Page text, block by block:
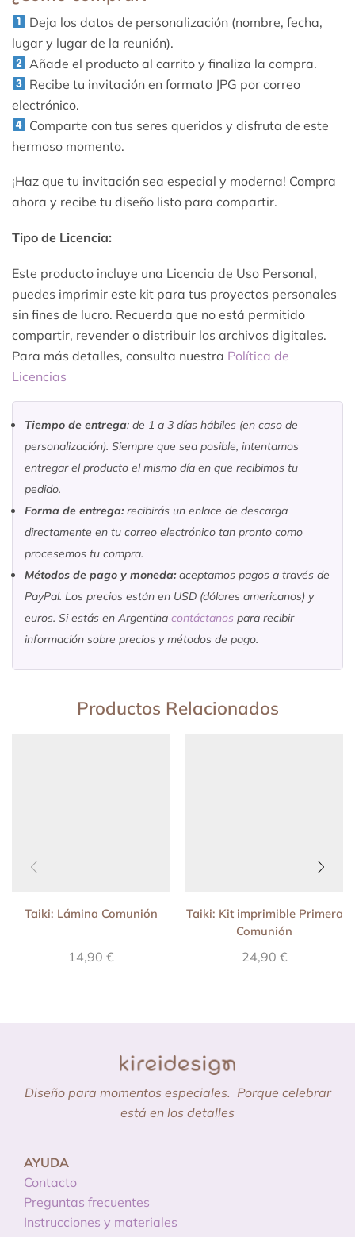
Deja los datos de personalización (nombre, fecha,
lugar y lugar de la reunión).
Añade el producto al carrito y finaliza la compra.
Recibe tu invitación en formato JPG por correo
electrónico.
Comparte con tus seres queridos y disfruta de este
hermoso momento.
¡Haz que tu invitación sea especial y moderna! Compra
ahora y recibe tu diseño listo para compartir.
Tipo de Licencia:
Este producto incluye una Licencia de Uso Personal,
puedes imprimir este kit para tus proyectos personales
sin fines de lucro. Recuerda que no está permitido
compartir, revender o distribuir los archivos digitales.
Para más detalles, consulta nuestra Política de
Licencias
Tiempo de entrega: de 1 a 3 días hábiles (en caso de
personalización). Siempre que sea posible, intentamos
entregar el producto el mismo día en que recibimos tu
pedido.
Forma de entrega:recibirás un enlace de descarga
directamente en tu correo electrónico tan pronto como
procesemos tu compra.
Métodos de pago y moneda:aceptamos pagos a través de
PayPal. Los precios están en USD (dólares americanos) y
euros. Si estás en Argentina contáctanos para recibir
información sobre precios y métodos de pago.
Productos Relacionados
Taiki: Lámina Comunión
14,90 €
Taiki: Kit imprimible Primera
Comunión
24,90 €
Diseño para momentos especiales. Porque celebrar
está en los detalles
AYUDA
Contacto
Preguntas frecuentes
Instrucciones y materiales